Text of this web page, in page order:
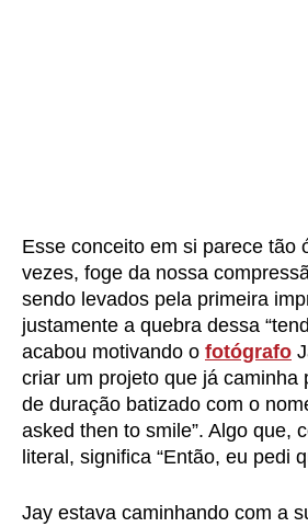
Esse conceito em si parece tão
vezes, foge da nossa
sendo levados pela primeira
justamente a quebra dessa
acabou motivando o fotógrafo
criar um projeto que já caminha
de duração batizado com o
asked then to smile”. Algo que,
literal, significa “Então, eu pedi
Jay estava caminhando com a